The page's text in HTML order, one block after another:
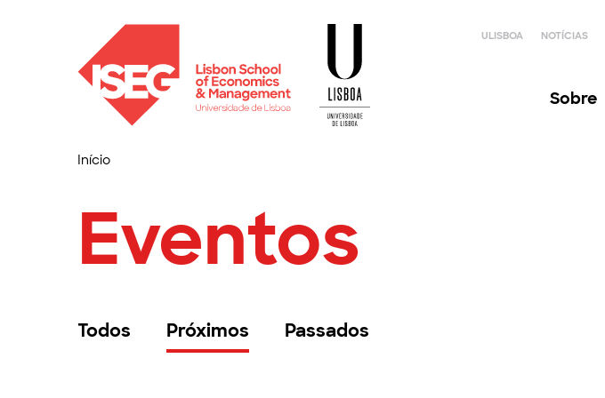
ULISBOA NOTÍCIAS
Sobre
Início
Eventos
Todos Próximos Passados